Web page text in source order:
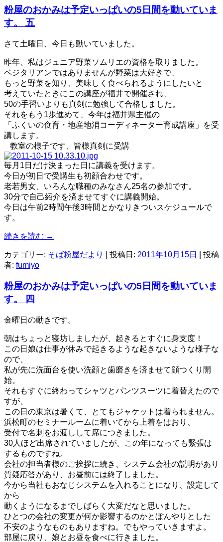
粉屋のおかみは予定いっぱいの5日間を動いていま
す。 五
さて土曜日、今日も動いていました。
昨年、私はジュニア野菜ソムリエの資格を取りました。
ベジタリアンではありませんが野菜は大好きで、
もっと野菜を知り、美味しく食べられるようにしたいと
考えていたときにこの講座が福井で開催され、
50の手習いよりも真剣に勉強して合格しました。
それをもう1歩進めて、今年は福井県主催の
「ふくいの食育・地産地消コーディネーター育成講座」を受
講します。
教室の様子です、皆様真剣に受講
毎月1日だけ決まった日に講義を受けます。
今日が初日で受講生も初顔合わせです。
老若男女、いろんな職種のみなさん25名の参加です。
30分で自己紹介を済ませてすぐに講義開始。
今日は午前2時間午後3時間とかなりきついスケジュールで
す。
続きを読む →
カテゴリー: そば粉屋だより | 投稿日: 2011年10月15日
投稿
者: fumiyo
粉屋のおかみは予定いっぱいの5日間を動いていま
す。 四
金曜日の動きです。
朝はちょっと寝坊しましたが、起きるとすぐに身支度！
この日娘は仕事が休みで起きるような起きないような様子な
ので、
私が先に洗面台を使い洗顔と歯磨きを済ませて顔つくり開
始。
それもすぐに終わってシャツとパンツスーツに着替えたので
すが、
この日の東京は暑くて、とてもジャケットは着られません。
浜松町のセミナールームに着いてから上着をはおり、
受付で名刺をお渡しして席につきました。
30人ほど出席されていましたが、この年になっても緊張は
するものですね。
会社の担当者様のご挨拶に続き、システム会社の説明があり
質疑応答があり、お昼前には終了しました。
今から当社もおなじシステムを入れることになり、設定して
から
動くようになるまでしばらく大変だなと思いました。
ひとつの会社の変更が何か影響するのかとぼんやりとした
不安のようなものもありますね。でもやっていきますよ。
部屋に戻り、娘とお昼を食べに行きました。